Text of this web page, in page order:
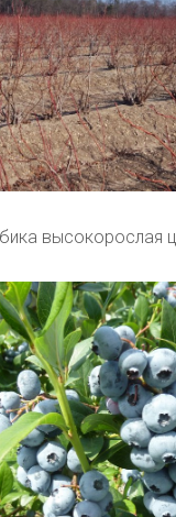
высокорослая